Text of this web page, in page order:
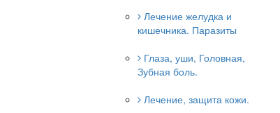
Лечение желудка и
кишечника. Паразиты
Глаза, уши, Головная,
Зубная боль.
Лечение, защита кожи.